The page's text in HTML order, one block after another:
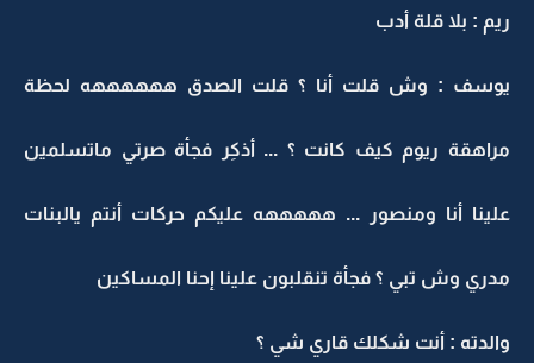
ريم : بلا قلة أدب
يوسف : وش قلت أنا ؟ قلت الصدق ههههههه لحظة
مراهقة ريوم كيف كانت ؟ ... أذكِر فجأة صرتي ماتسلمين
علينا أنا ومنصور ... هههههه عليكم حركات أنتم يالبنات
مدري وش تبي ؟ فجأة تنقلبون علينا إحنا المساكين
والدته : أنت شكلك قاري شي ؟